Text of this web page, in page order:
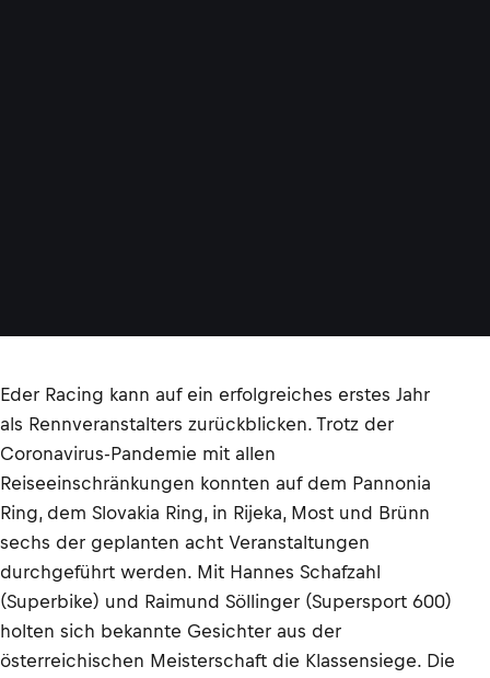
Eder Racing kann auf ein erfolgreiches erstes Jahr
als Rennveranstalters zurückblicken. Trotz der
Coronavirus-Pandemie mit allen
Reiseeinschränkungen konnten auf dem Pannonia
Ring, dem Slovakia Ring, in Rijeka, Most und Brünn
sechs der geplanten acht Veranstaltungen
durchgeführt werden. Mit Hannes Schafzahl
(Superbike) und Raimund Söllinger (Supersport 600)
holten sich bekannte Gesichter aus der
österreichischen Meisterschaft die Klassensiege. Die